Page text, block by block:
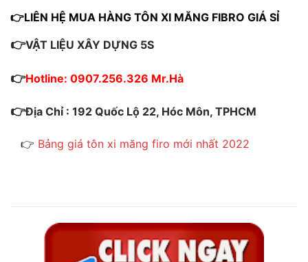
👉LIÊN HỆ MUA HÀNG TÔN XI MĂNG FIBRO GIÁ SỈ
👉VẬT LIỆU XÂY DỰNG 5S
👉Hotline: 0907.256.326 Mr.Hà
👉Địa Chỉ : 192 Quốc Lộ 22, Hóc Môn, TPHCM
👉 Bảng giá tôn xi măng firo mới nhất 2022